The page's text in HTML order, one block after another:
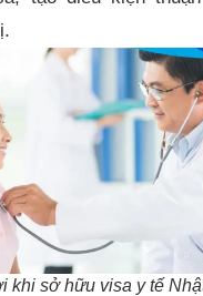
khi sở hữu visa y tế